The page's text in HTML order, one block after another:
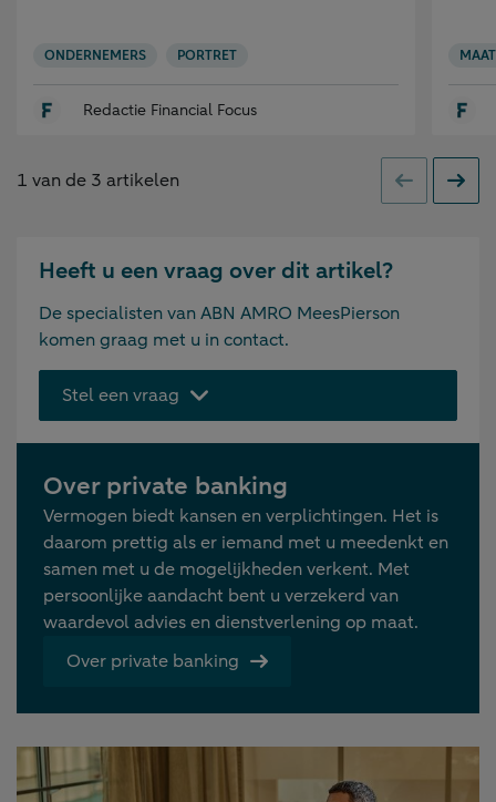
ONDERNEMERS PORTRET
Redactie Financial Focus
1 van de 3 artikelen Vorige
Heeft u een vraag over dit artikel?
De specialisten van ABN AMRO MeesPierson
komen graag met u in contact.
Stel een vraag
Over private banking
Vermogen biedt kansen en verplichtingen. Het is
daarom prettig als er iemand met u meedenkt en
samen met u de mogelijkheden verkent. Met
persoonlijke aandacht bent u verzekerd van
waardevol advies en dienstverlening op maat.
Over private banking